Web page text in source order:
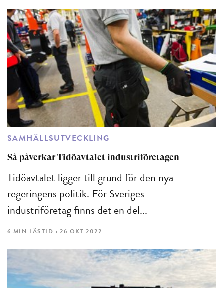
SAMHÄLLSUTVECKLING
Så påverkar Tidöavtalet industriföretagen
Tidöavtalet ligger till grund för den nya
regeringens politik. För Sveriges
industriföretag finns det en del...
6 MIN LÄSTID : 26 OKT 2022